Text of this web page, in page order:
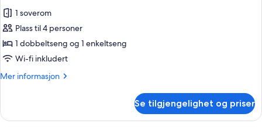
bildene
av
Familierom
1 soverom
Plass til 4 personer
1 dobbeltseng og 1 enkeltseng
Wi-fi inkludert
Mer informasjon
Mer
Se tilgjengelighet og priser